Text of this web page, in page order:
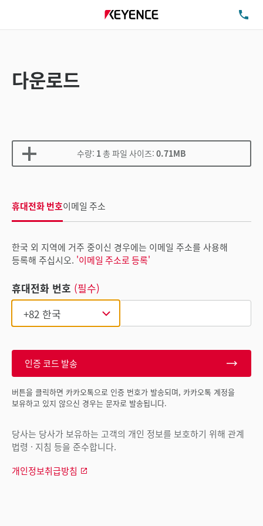
다운로드
수량: 1총 파일 사이즈: 0.71MB
휴대전화 번호이메일 주소
한국 외 지역에 거주 중이신 경우에는 이메일 주소를 사용해
등록해 주십시오. '이메일 주소로 등록'
휴대전화 번호 (필수)
인증 코드 발송
버튼을 클릭하면 카카오톡으로 인증 번호가 발송되며, 카카오톡 계정을
보유하고 있지 않으신 경우는 문자로 발송됩니다.
당사는 당사가 보유하는 고객의 개인 정보를 보호하기 위해 관계
법령 · 지침 등을 준수합니다.
개인정보취급방침